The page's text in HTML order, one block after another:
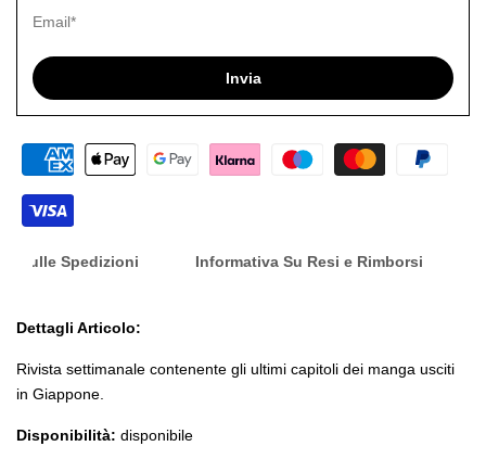
Invia
Sulle Spedizioni Informativa Su Resi e Rimborsi
Dettagli Articolo:
Rivista settimanale contenente gli ultimi capitoli dei manga usciti
in Giappone.
Disponibilità: disponibile